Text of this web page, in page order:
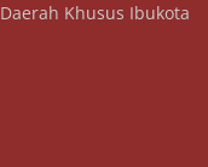
Khusus Ibukota